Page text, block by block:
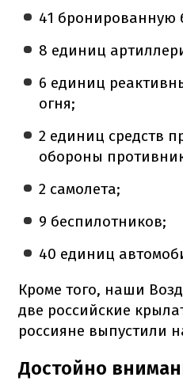
41
8 единиц
6 единиц
огня;
2 единиц средств
обороны
2 самолета;
9 беспилотников;
40 единиц
Кроме того, наши
две российские
россияне выпустили
Достойно